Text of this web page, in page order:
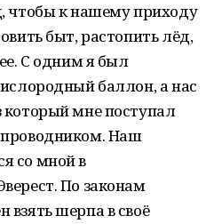
чтобы к нашему приходу
быт, растопить лёд,
С одним я был
баллон, а нас
который мне поступал
Наш
со мной в
По законам
взять шерпа в своё